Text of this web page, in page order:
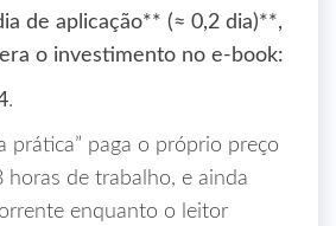
de aplicação** (≈ 0,2 dia)**,
o investimento no e‑book:
.
prática” paga o próprio preço
horas de trabalho, e ainda
enquanto o leitor